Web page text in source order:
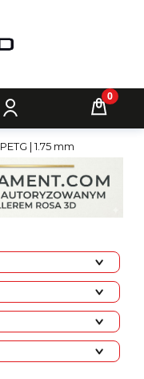
PETG | 1.75 mm